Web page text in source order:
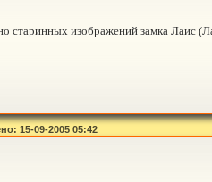
старинных изображений замка Лаис
15-09-2005 05:42